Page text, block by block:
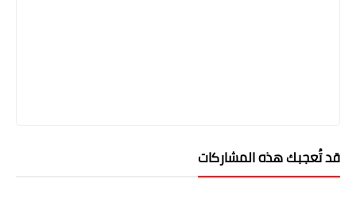
قد تُعجبك هذه المشاركات